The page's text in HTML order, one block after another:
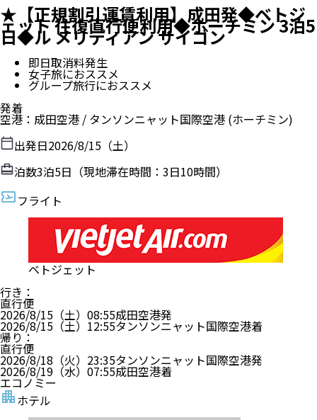
★【正規割引運賃利用】成田発◆ベトジ
ェット 往復直行便利用◆ホーチミン 3泊5
日◆ル メリディアン サイゴン
即日取消料発生
女子旅におススメ
グループ旅行におススメ
発着
空港 ： 成田空港 / タンソンニャット国際空港 (ホーチミン)
出発日2026/8/15（土）
泊数3泊5日（現地滞在時間： 3日10時間）
フライト
ベトジェット
行き ：
直行便
2026/8/15（土） 08:55成田空港発
2026/8/15（土） 12:55タンソンニャット国際空港着
帰り ：
直行便
2026/8/18（火） 23:35タンソンニャット国際空港発
2026/8/19（水） 07:55成田空港着
エコノミー
ホテル